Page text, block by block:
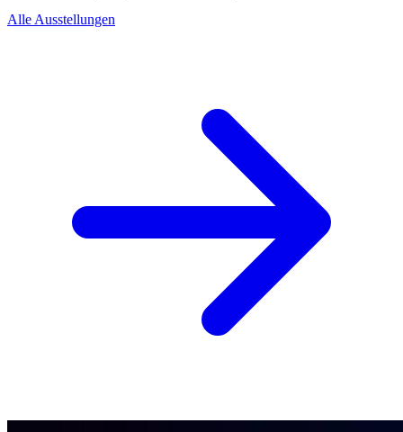
Alle Ausstellungen